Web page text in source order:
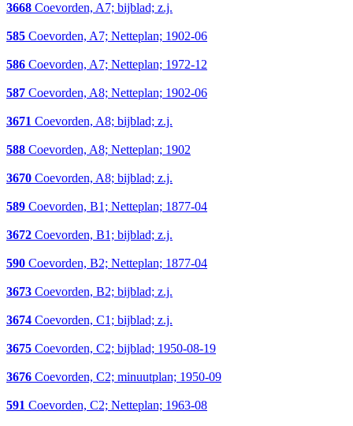
3668 Coevorden, A7; bijblad; z.j.
585 Coevorden, A7; Netteplan; 1902-06
586 Coevorden, A7; Netteplan; 1972-12
587 Coevorden, A8; Netteplan; 1902-06
3671 Coevorden, A8; bijblad; z.j.
588 Coevorden, A8; Netteplan; 1902
3670 Coevorden, A8; bijblad; z.j.
589 Coevorden, B1; Netteplan; 1877-04
3672 Coevorden, B1; bijblad; z.j.
590 Coevorden, B2; Netteplan; 1877-04
3673 Coevorden, B2; bijblad; z.j.
3674 Coevorden, C1; bijblad; z.j.
3675 Coevorden, C2; bijblad; 1950-08-19
3676 Coevorden, C2; minuutplan; 1950-09
591 Coevorden, C2; Netteplan; 1963-08